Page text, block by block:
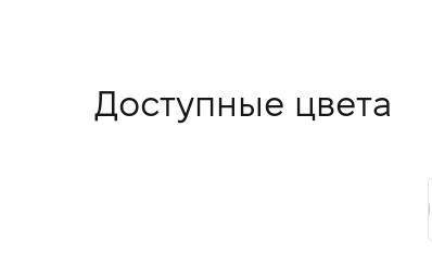
Доступные цвета